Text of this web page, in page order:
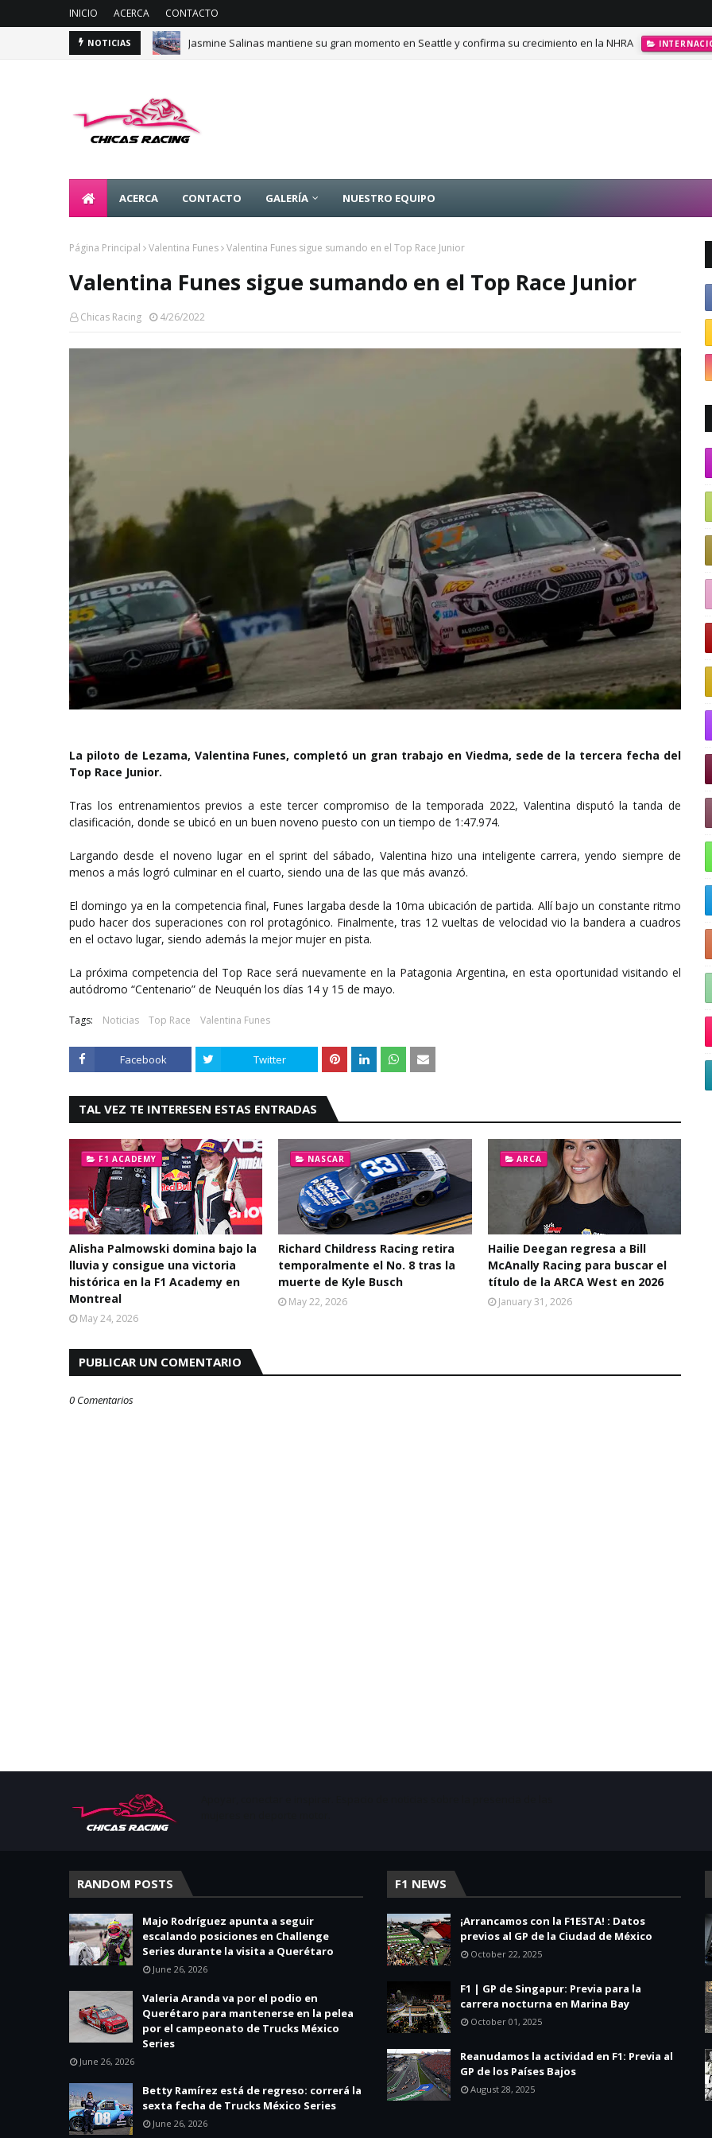
INICIO ACERCA CONTACTO
NOTICIAS
Jasmine Salinas mantiene su gran momento en Seattle y confirma su crecimiento en la NHRA
Majo Rodríguez apunta a seguir escalando posiciones en Challenge Series durante la visita a Querétaro
ACERCA CONTACTO GALERÍA NUESTRO EQUIPO
Página Principal Valentina Funes Valentina Funes sigue sumando en el Top Race Junior
Valentina Funes sigue sumando en el Top Race Junior
Chicas Racing 4/26/2022
La piloto de Lezama, Valentina Funes, completó un gran trabajo en Viedma, sede de la tercera fecha del
Top Race Junior.
Tras los entrenamientos previos a este tercer compromiso de la temporada 2022, Valentina disputó la tanda de
clasificación, donde se ubicó en un buen noveno puesto con un tiempo de 1:47.974.
Largando desde el noveno lugar en el sprint del sábado, Valentina hizo una inteligente carrera, yendo siempre de
menos a más logró culminar en el cuarto, siendo una de las que más avanzó.
El domingo ya en la competencia final, Funes largaba desde la 10ma ubicación de partida. Allí bajo un constante ritmo
pudo hacer dos superaciones con rol protagónico. Finalmente, tras 12 vueltas de velocidad vio la bandera a cuadros
en el octavo lugar, siendo además la mejor mujer en pista.
La próxima competencia del Top Race será nuevamente en la Patagonia Argentina, en esta oportunidad visitando el
autódromo “Centenario” de Neuquén los días 14 y 15 de mayo.
Tags: Noticias Top Race Valentina Funes
Facebook Twitter
TAL VEZ TE INTERESEN ESTAS ENTRADAS
F1 ACADEMY
Alisha Palmowski domina bajo la
lluvia y consigue una victoria
histórica en la F1 Academy en
Montreal
May 24, 2026
NASCAR
Richard Childress Racing retira
temporalmente el No. 8 tras la
muerte de Kyle Busch
May 22, 2026
ARCA
Hailie Deegan regresa a Bill
McAnally Racing para buscar el
título de la ARCA West en 2026
January 31, 2026
PUBLICAR UN COMENTARIO
0 Comentarios
RANDOM POSTS
Majo Rodríguez apunta a seguir
escalando posiciones en Challenge
Series durante la visita a Querétaro
June 26, 2026
Valeria Aranda va por el podio en
Querétaro para mantenerse en la pelea
por el campeonato de Trucks México
Series
June 26, 2026
Betty Ramírez está de regreso: correrá la
sexta fecha de Trucks México Series
June 26, 2026
F1 NEWS
¡Arrancamos con la F1ESTA! : Datos
previos al GP de la Ciudad de México
October 22, 2025
F1 | GP de Singapur: Previa para la
carrera nocturna en Marina Bay
October 01, 2025
Reanudamos la actividad en F1: Previa al
GP de los Países Bajos
August 28, 2025